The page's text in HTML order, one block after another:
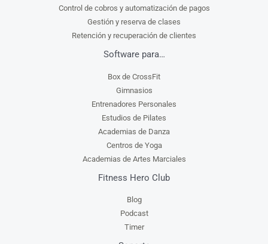
Control de cobros y automatización de pagos
Gestión y reserva de clases
Retención y recuperación de clientes
Software para…
Box de CrossFit
Gimnasios
Entrenadores Personales
Estudios de Pilates
Academias de Danza
Centros de Yoga
Academias de Artes Marciales
Fitness Hero Club
Blog
Podcast
Timer